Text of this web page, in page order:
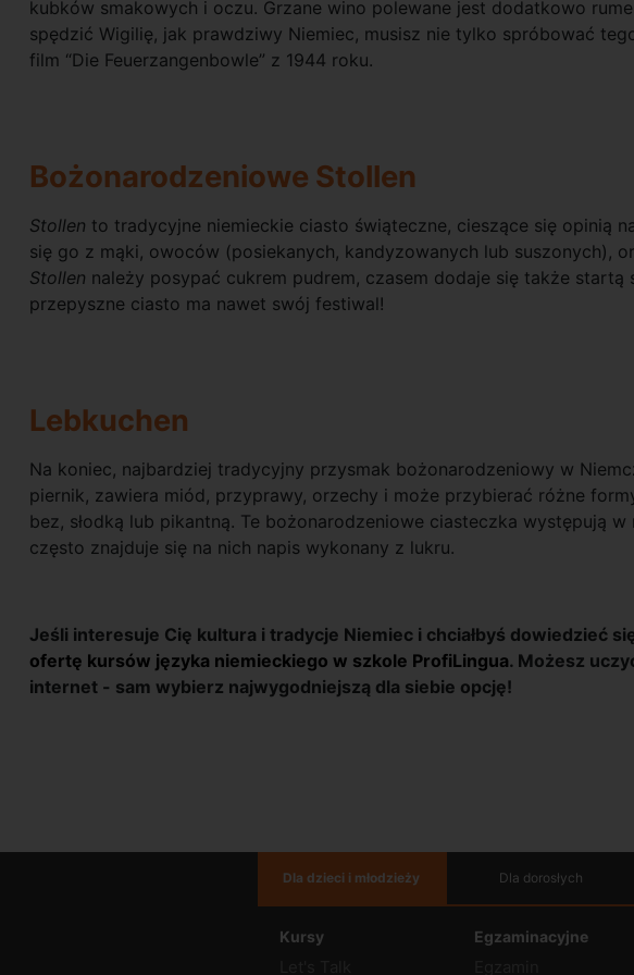
kubków smakowych i oczu. Grzane wino polewane jest dodatkowo
spędzić Wigilię, jak prawdziwy Niemiec, musisz nie tylko spróbować
film “Die Feuerzangenbowle” z 1944 roku.
Bożonarodzeniowe Stollen
Stollen to tradycyjne niemieckie ciasto świąteczne, cieszące się opinią
się go z mąki, owoców (posiekanych, kandyzowanych lub suszonych),
Stollen należy posypać cukrem pudrem, czasem dodaje się także
przepyszne ciasto ma nawet swój festiwal!
Lebkuchen
Na koniec, najbardziej tradycyjny przysmak bożonarodzeniowy w
piernik, zawiera miód, przyprawy, orzechy i może przybierać różne
bez, słodką lub pikantną. Te bożonarodzeniowe ciasteczka występują
często znajduje się na nich napis wykonany z lukru.
Jeśli interesuje Cię kultura i tradycje Niemiec i chciałbyś dowiedzieć
ofertę kursów języka niemieckiego w szkole ProfiLingua. Możesz
internet - sam wybierz najwygodniejszą dla siebie opcję!
Kursy Egzaminacyjne
Dla dzieci i młodzieży Dla dorosłych